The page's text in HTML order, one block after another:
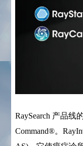
RaySearch 产品线
Command®。